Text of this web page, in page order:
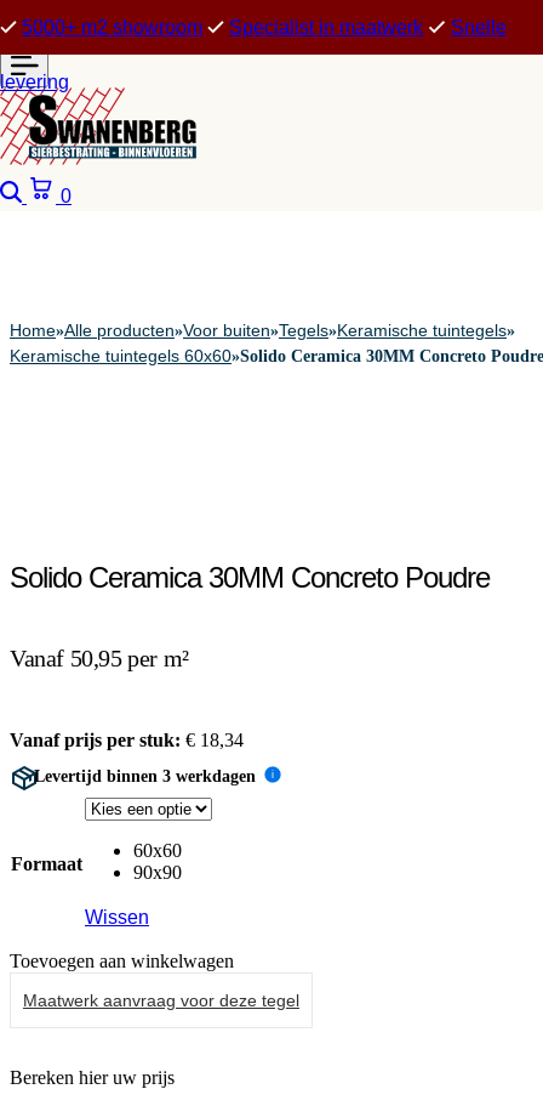
5000+ m2 showroom Specialist in maatwerk Snelle
levering
Zoeken
0
Home»Alle producten»Voor buiten»Tegels»Keramische tuintegels»
Keramische tuintegels 60x60»Solido Ceramica 30MM Concreto Poudre
Solido Ceramica 30MM Concreto Poudre
Vanaf 50,95 per m²
Vanaf prijs per stuk: € 18,34
Levertijd binnen 3 werkdagen i
Formaat
60x60
90x90
Wissen
Toevoegen aan winkelwagen
Maatwerk aanvraag voor deze tegel
Bereken hier uw prijs